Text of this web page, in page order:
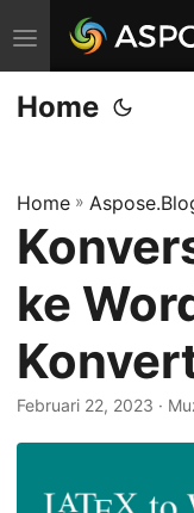
A
l
i
a
n
a
v
i
g
a
Home
Home »
ke
Februari 22, 2023 ·